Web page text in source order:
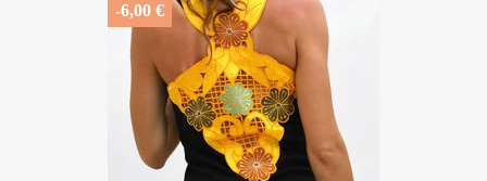
-6,00 €